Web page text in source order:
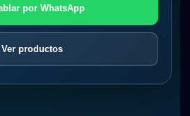
por WhatsApp
Ver productos